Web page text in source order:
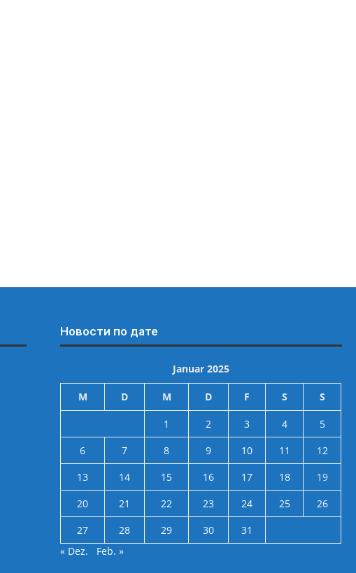
Новости по дате
Januar 2025
M D M D F S S
1 2 3 4
5
6
7 8 9 10 11
12
13
14 15 16 17 18
19
20
21 22 23 24 25
26
27
28 29 30
31
« Dez.
Feb. »